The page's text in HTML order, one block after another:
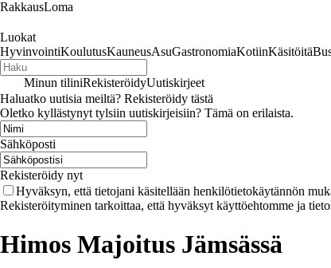
RakkausLoma
Luokat
HyvinvointiKoulutusKauneusAsuGastronomiaKotiinKäsitöitä
Minun tiliniRekisteröidyUutiskirjeet
Haluatko uutisia meiltä? Rekisteröidy tästä
Oletko kyllästynyt tylsiin uutiskirjeisiin? Tämä on erilaista.
Sähköposti
Rekisteröidy nyt
Hyväksyn, että tietojani käsitellään henkilötietokäytännön
Rekisteröityminen tarkoittaa, että hyväksyt käyttöehtomme ja
Himos Majoitus Jämsässä